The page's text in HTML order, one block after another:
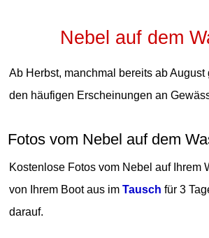
Nebel auf dem
Ab Herbst, manchmal bereits ab August
den häufigen Erscheinungen an
Fotos vom Nebel auf dem
Kostenlose Fotos vom Nebel auf Ihrem
von Ihrem Boot aus imTausch für 3
darauf.